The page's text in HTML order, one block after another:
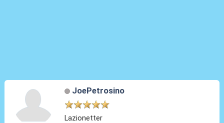
JoePetrosino
Lazionetter